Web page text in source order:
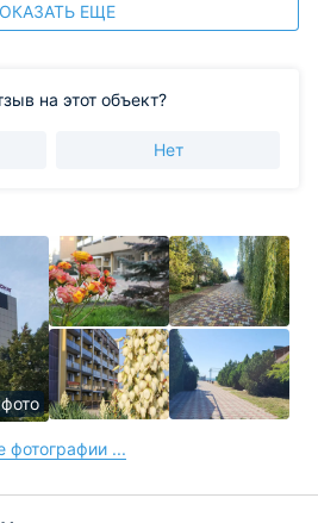
ЕЩЕ
на этот объект?
Нет
фотографии ...